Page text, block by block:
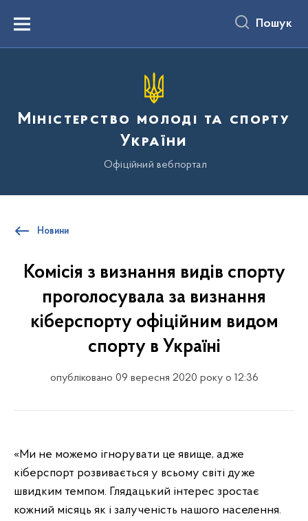
вмістуMenu Пошук
Міністерство молоді та спорту
України
Офіційний вебпортал
Новини
Комісія з визнання видів спорту
проголосувала за визнання
кіберспорту офіційним видом
спорту в Україні
опубліковано 09 вересня 2020 року о 12:36
«Ми не можемо ігнорувати це явище, адже
кіберспорт розвивається у всьому світі дуже
швидким темпом. Глядацький інтерес зростає
кожний місяць як і залученість нашого населення.